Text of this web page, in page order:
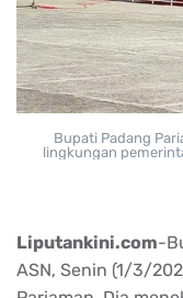
Bupati Padang
lingkungan
Liputankini.com-
ASN, Senin (1/3/